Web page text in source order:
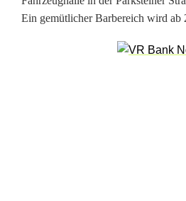
n
Ein gemütlicher Barbereich wird ab